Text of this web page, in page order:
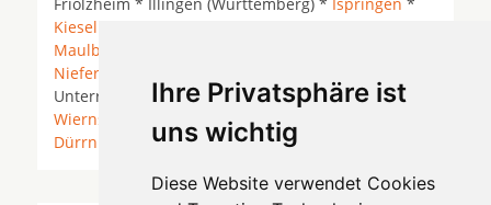
Ihre Privatsphäre ist
uns wichtig
Diese Website verwendet Cookies
Kieselbronn
Maulbronn
Niefern-Öschelbronn
Unterreichenbach * Vaihingen an der Enz*
Wiernsheim
Wimsheim * Wurmberg
Dürrn
Ötisheim*